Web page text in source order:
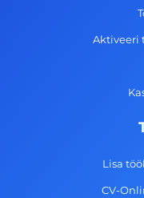
-
Aktiveeri
Lisa
CV-